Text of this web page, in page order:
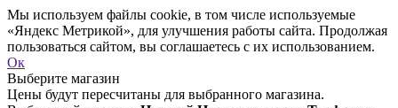
Мы используем файлы cookie, в том числе используемые
«Яндекс Метрикой», для улучшения работы сайта. Продолжая
пользоваться сайтом, вы соглашаетесь с их использованием.
Ок
Выберите магазин
Цены будут пересчитаны для выбранного магазина.